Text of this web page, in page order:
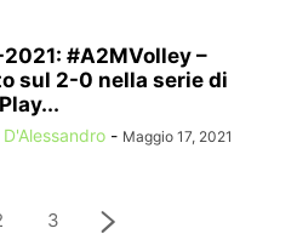
#A2MVolley –
sul 2-0 nella serie di
- Maggio 17, 2021
3